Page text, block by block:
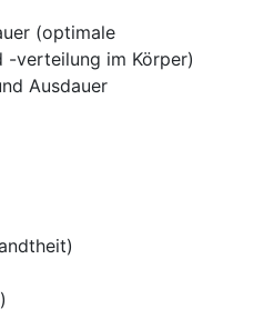
(optimale
-verteilung im Körper)
Ausdauer